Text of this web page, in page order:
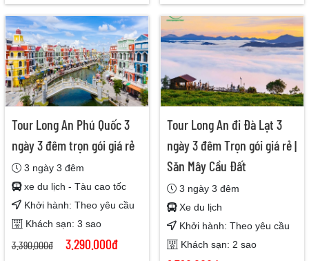
Tour Long An Phú Quốc 3
ngày 3 đêm trọn gói giá rẻ
3 ngày 3 đêm
xe du lịch - Tàu cao tốc
Khởi hành: Theo yêu cầu
Khách sạn: 3 sao
3.390.000đ 3.290.000đ
Tour Long An đi Đà Lạt 3
ngày 3 đêm Trọn gói giá rẻ |
Săn Mây Cầu Đất
3 ngày 3 đêm
Xe du lịch
Khởi hành: Theo yêu cầu
Khách sạn: 2 sao